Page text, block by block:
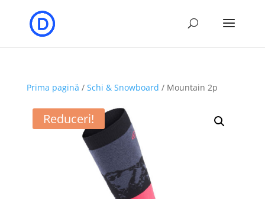
Prima pagină / Schi & Snowboard / Mountain 2p
Reduceri!